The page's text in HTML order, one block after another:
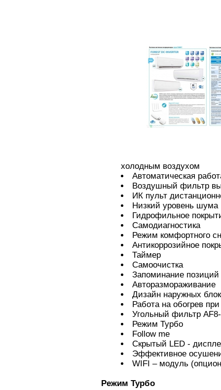
холодным воздухом
Автоматическая
Воздушный фильтр
ИК пульт
Низкий уровень шума
Гидрофильное
Самодиагностика
Режим комфортного
Антикоррозийное
Таймер
Самоочистка
Запоминание
Авторазмораживание
Дизайн наружных
Работа на обогрев
Угольный фильтр
Режим Турбо
Follow me
Скрытый LED -
Эффективное
WIFI – модуль
Режим Турбо